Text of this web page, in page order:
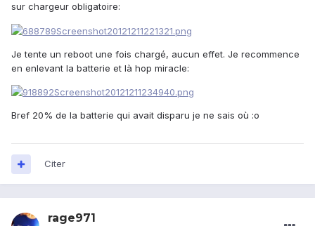
sur chargeur obligatoire:
Je tente un reboot une fois chargé, aucun effet. Je recommence
en enlevant la batterie et là hop miracle:
Bref 20% de la batterie qui avait disparu je ne sais où :o
Citer
rage971